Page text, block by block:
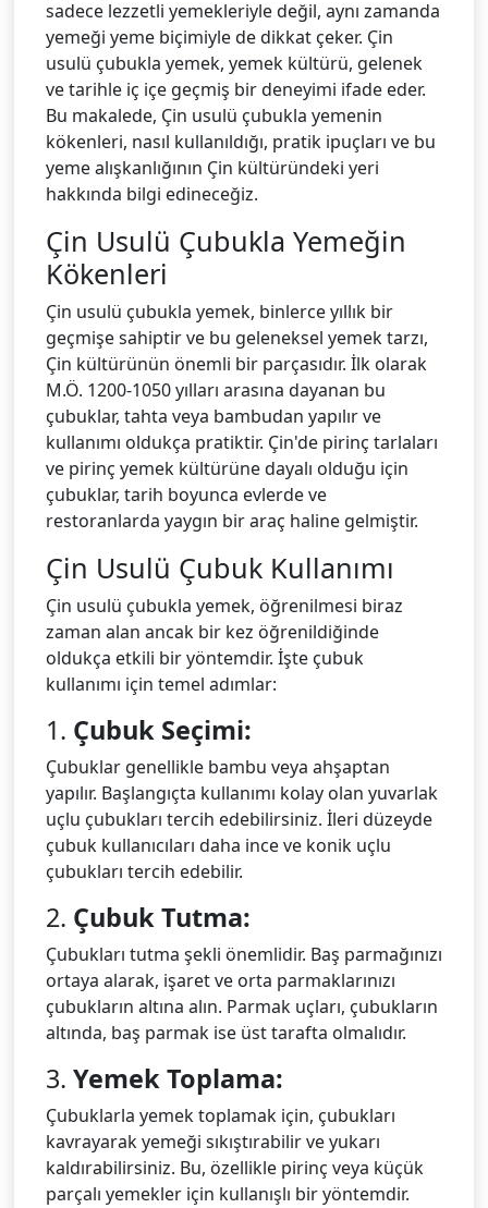
sadece lezzetli yemekleriyle değil, aynı zamanda
yemeği yeme biçimiyle de dikkat çeker. Çin
usulü çubukla yemek, yemek kültürü, gelenek
ve tarihle iç içe geçmiş bir deneyimi ifade eder.
Bu makalede, Çin usulü çubukla yemenin
kökenleri, nasıl kullanıldığı, pratik ipuçları ve bu
yeme alışkanlığının Çin kültüründeki yeri
hakkında bilgi edineceğiz.
Çin Usulü Çubukla Yemeğin
Kökenleri
Çin usulü çubukla yemek, binlerce yıllık bir
geçmişe sahiptir ve bu geleneksel yemek tarzı,
Çin kültürünün önemli bir parçasıdır. İlk olarak
M.Ö. 1200-1050 yılları arasına dayanan bu
çubuklar, tahta veya bambudan yapılır ve
kullanımı oldukça pratiktir. Çin'de pirinç tarlaları
ve pirinç yemek kültürüne dayalı olduğu için
çubuklar, tarih boyunca evlerde ve
restoranlarda yaygın bir araç haline gelmiştir.
Çin Usulü Çubuk Kullanımı
Çin usulü çubukla yemek, öğrenilmesi biraz
zaman alan ancak bir kez öğrenildiğinde
oldukça etkili bir yöntemdir. İşte çubuk
kullanımı için temel adımlar:
1. Çubuk Seçimi:
Çubuklar genellikle bambu veya ahşaptan
yapılır. Başlangıçta kullanımı kolay olan yuvarlak
uçlu çubukları tercih edebilirsiniz. İleri düzeyde
çubuk kullanıcıları daha ince ve konik uçlu
çubukları tercih edebilir.
2. Çubuk Tutma:
Çubukları tutma şekli önemlidir. Baş parmağınızı
ortaya alarak, işaret ve orta parmaklarınızı
çubukların altına alın. Parmak uçları, çubukların
altında, baş parmak ise üst tarafta olmalıdır.
3. Yemek Toplama:
Çubuklarla yemek toplamak için, çubukları
kavrayarak yemeği sıkıştırabilir ve yukarı
kaldırabilirsiniz. Bu, özellikle pirinç veya küçük
parçalı yemekler için kullanışlı bir yöntemdir.